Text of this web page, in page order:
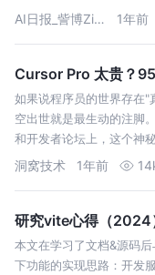
开源代码编辑器VS Cod
AI日报_訾博ZiBo 1年前
Cursor Pro 太贵？
如果说程序员的世界存在
空出世就是最生动的注脚
和开发者论坛上，这个神
一场现象级讨论
洞窝技术 1年前
研究vite心得（2024
本文在学习了文档&源码
下功能的实现思路：开发